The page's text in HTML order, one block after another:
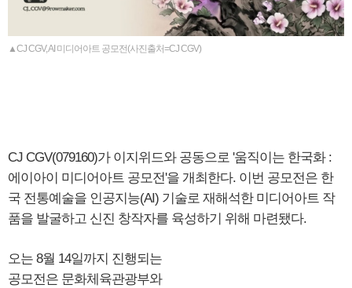
▲CJ CGV, AI 미디어아트 공모전(사진출처=CJ CGV)
CJ CGV(079160)가 이지위드와 공동으로 '움직이는 한국화 :
에이아이 미디어아트 공모전'을 개최한다. 이번 공모전은 한
국 전통예술을 인공지능(AI) 기술로 재해석한 미디어아트 작
품을 발굴하고 신진 창작자를 육성하기 위해 마련됐다.
오는 8월 14일까지 진행되는
공모전은 문화체육관광부와